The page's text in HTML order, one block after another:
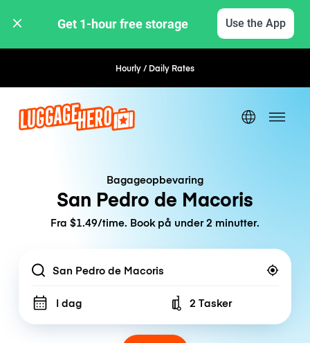
Get 1-hour free storage Use the App
Hourly / Daily RatesFlexible Booking
Bagageopbevaring
San Pedro de Macoris
Fra $1.49/time. Book på under 2 minutter.
Location
I dag Number of bags
2 Tasker